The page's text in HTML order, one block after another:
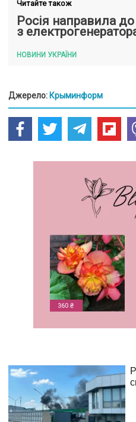
Читайте також
Росія направила
з
НОВИНИ УКРАЇНИ
Джерело: Крыминформ